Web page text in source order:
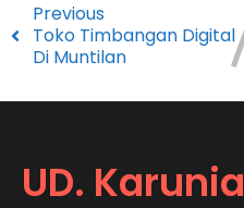
Previous
Toko Timbangan Digital
Di Muntilan
UD. Karunia